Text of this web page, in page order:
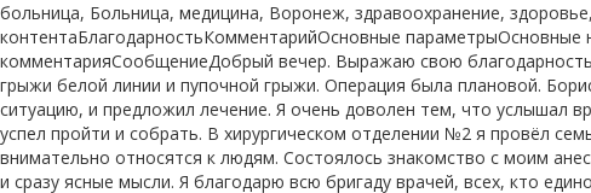
больница, Больница, медицина, Воронеж, здравоохранение,
контентаБлагодарностьКомментарийОсновные параметрыОсновные
комментарияСообщениеДобрый вечер. Выражаю свою
грыжи белой линии и пупочной грыжи. Операция была плановой.
ситуацию, и предложил лечение. Я очень доволен тем, что услышал
успел пройти и собрать. В хирургическом отделении №2 я провёл
внимательно относятся к людям. Состоялось знакомство с моим
и сразу ясные мысли. Я благодарю всю бригаду врачей, всех, кто